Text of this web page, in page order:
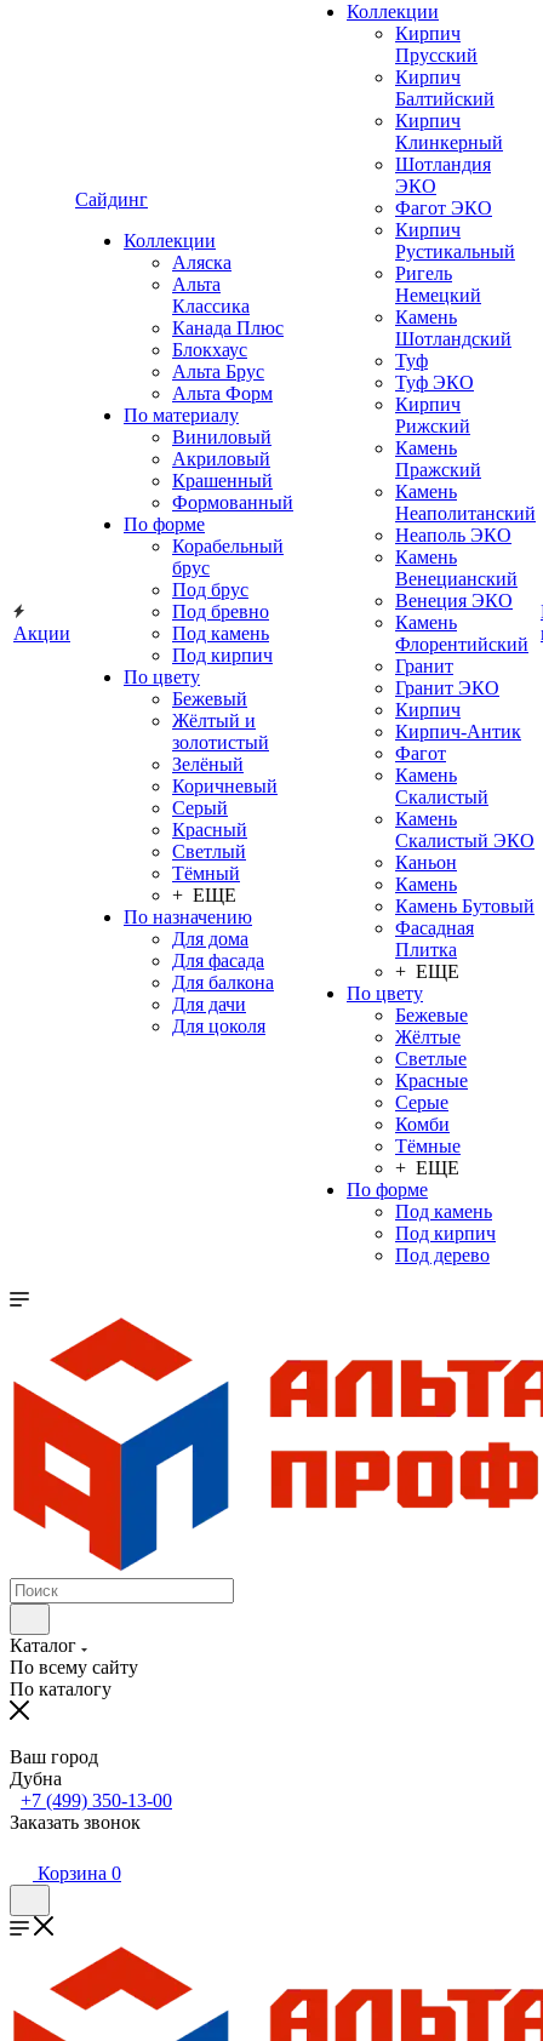
Акции
Сайдинг
Коллекции
Аляска
Альта
Классика
Канада Плюс
Блокхаус
Альта Брус
Альта Форм
По материалу
Виниловый
Акриловый
Крашенный
Формованный
По форме
Корабельный
брус
Под брус
Под бревно
Под камень
Под кирпич
По цвету
Бежевый
Жёлтый и
золотистый
Зелёный
Коричневый
Серый
Красный
Светлый
Тёмный
+ ЕЩЕ
По назначению
Для дома
Для фасада
Для балкона
Для дачи
Для цоколя
Коллекции
Кирпич
Прусский
Кирпич
Балтийский
Кирпич
Клинкерный
Шотландия
ЭКО
Фагот ЭКО
Кирпич
Рустикальный
Ригель
Немецкий
Камень
Шотландский
Туф
Туф ЭКО
Кирпич
Рижский
Камень
Пражский
Камень
Неаполитанский
Неаполь ЭКО
Камень
Венецианский
Венеция ЭКО
Камень
Флорентийский
Гранит
Гранит ЭКО
Кирпич
Кирпич-Антик
Фагот
Камень
Скалистый
Камень
Скалистый ЭКО
Каньон
Камень
Камень Бутовый
Фасадная
Плитка
+ ЕЩЕ
По цвету
Бежевые
Жёлтые
Светлые
Красные
Серые
Комби
Тёмные
+ ЕЩЕ
По форме
Под камень
Под кирпич
Под дерево
Каталог
По всему сайту
По каталогу
Ваш город
Дубна
+7 (499) 350-13-00
Заказать звонок
Корзина 0